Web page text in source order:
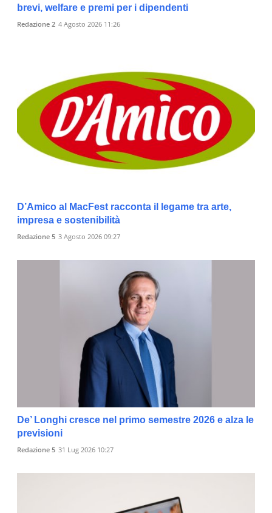
brevi, welfare e premi per i dipendenti
Redazione 2 4 Agosto 2026 11:26
D’Amico al MacFest racconta il legame tra arte,
impresa e sostenibilità
Redazione 5 3 Agosto 2026 09:27
De’ Longhi cresce nel primo semestre 2026 e alza le
previsioni
Redazione 5 31 Lug 2026 10:27